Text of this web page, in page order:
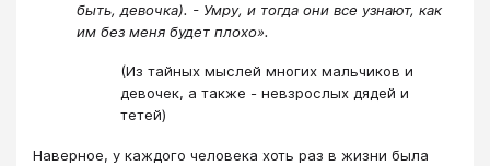
быть, девочка). - Умру, и тогда они все узнают, как
им без меня будет плохо».
(Из тайных мыслей многих мальчиков и
девочек, а также - невзрослых дядей и
тетей)
Наверное, у каждого человека хоть раз в жизни была